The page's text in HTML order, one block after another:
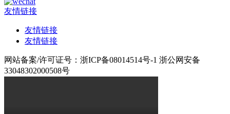
友情链接
友情链接
友情链接
网站备案/许可证号：浙ICP备08014514号-1 浙公网安备
33048302000508号